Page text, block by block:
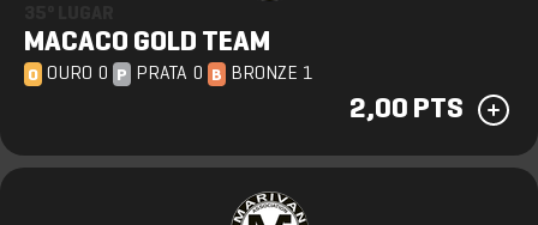
MACACO GOLD TEAM
O OURO 0 P PRATA 0 B BRONZE 1
2,00 PTS